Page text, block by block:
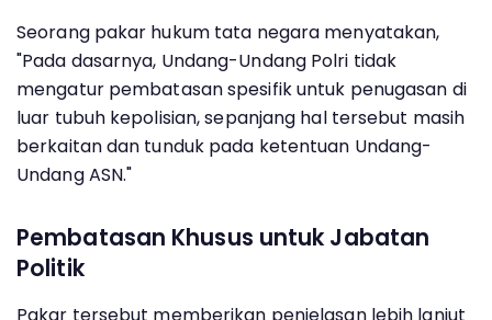
Seorang pakar hukum tata negara menyatakan,
"Pada dasarnya, Undang-Undang Polri tidak
mengatur pembatasan spesifik untuk penugasan di
luar tubuh kepolisian, sepanjang hal tersebut masih
berkaitan dan tunduk pada ketentuan Undang-
Undang ASN."
Pembatasan Khusus untuk Jabatan
Politik
Pakar tersebut memberikan penjelasan lebih lanjut